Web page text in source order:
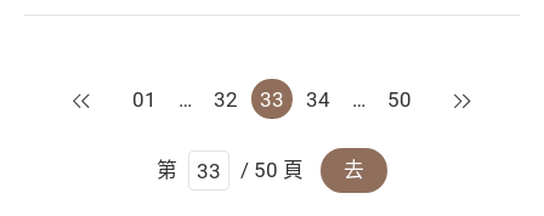
上一頁
01 … 32 33 34 … 50 下一頁
第 / 50 頁 去